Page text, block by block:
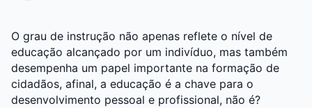
O grau de instrução não apenas reflete o nível de
educação alcançado por um indivíduo, mas também
desempenha um papel importante na formação de
cidadãos, afinal, a educação é a chave para o
desenvolvimento pessoal e profissional, não é?